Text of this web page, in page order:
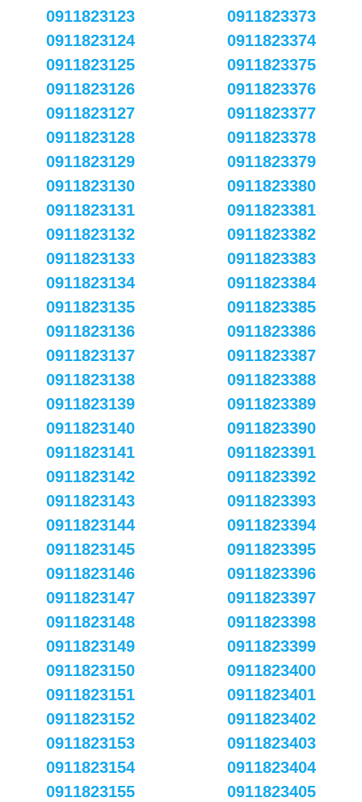
0911823123
0911823124
0911823125
0911823126
0911823127
0911823128
0911823129
0911823130
0911823131
0911823132
0911823133
0911823134
0911823135
0911823136
0911823137
0911823138
0911823139
0911823140
0911823141
0911823142
0911823143
0911823144
0911823145
0911823146
0911823147
0911823148
0911823149
0911823150
0911823151
0911823152
0911823153
0911823154
0911823155
0911823373
0911823374
0911823375
0911823376
0911823377
0911823378
0911823379
0911823380
0911823381
0911823382
0911823383
0911823384
0911823385
0911823386
0911823387
0911823388
0911823389
0911823390
0911823391
0911823392
0911823393
0911823394
0911823395
0911823396
0911823397
0911823398
0911823399
0911823400
0911823401
0911823402
0911823403
0911823404
0911823405